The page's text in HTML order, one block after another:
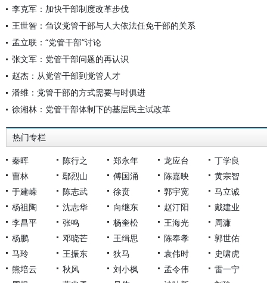
李克军：加快干部制度改革步伐
王世智：刍议党管干部与人大依法任免干部的关系
孟立联：“党管干部”讨论
张文军：党管干部问题的再认识
赵杰：从党管干部到党管人才
潘维：党管干部的方式需要与时俱进
徐湘林：党管干部体制下的基层民主试改革
热门专栏
秦晖 陈行之 郑永年 龙应台
丁学良
曹林
鄢烈山 傅国涌 陈嘉映
黄宗智
于建嵘
陈志武 徐贲 郭宇宽
马立诚
杨祖陶
沈志华 向继东 赵汀阳
戴建业
李昌平
张鸣 杨奎松 王海光
周濂
杨鹏
邓晓芒 王缉思 陈奉孝
郭世佑
马玲
王振东 狄马 袁伟时
史啸虎
熊培云
秋风 刘小枫 孟令伟
雷一宁